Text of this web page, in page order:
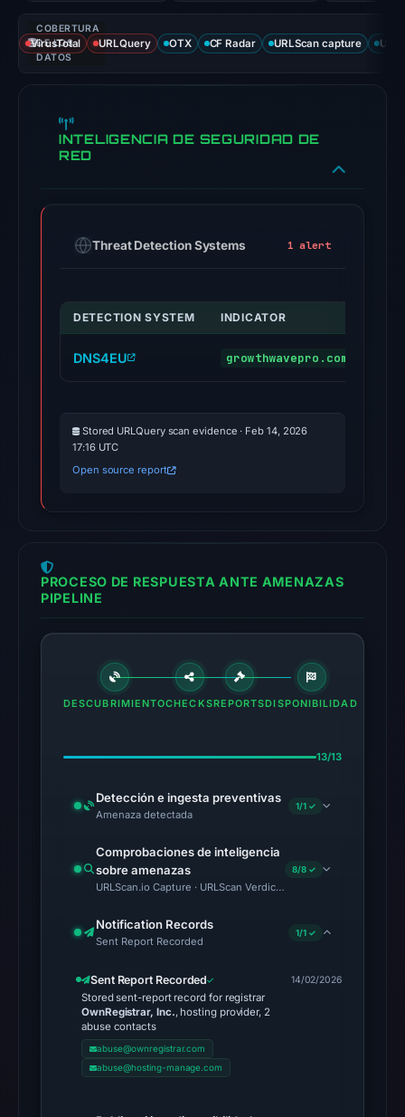
6
of
flagged
domain
Feb
01:15
conclusive
timestamped
response
observations:
No
were
recorded
the
snapshot
Aug
6,
at
02:20
UTC.
Safe
COBERTURA
DE LOS
DATOS
VirusTotal URLQuery OTX CF Radar URLScan capture
INTELIGENCIA DE SEGURIDAD DE
RED
Threat Detection Systems 1 alert
DETECTION SYSTEM INDICATOR
DNS4EU growthwavepro.com
Stored URLQuery scan evidence · Feb 14, 2026
17:16 UTC
Open source report
PROCESO DE RESPUESTA ANTE AMENAZAS
PIPELINE
DESCUBRIMIENTOCHECKSREPORTSDISPONIBILIDAD
13/13
Detección e ingesta preventivas
Amenaza detectada
1/1 ✓
Comprobaciones de inteligencia
sobre amenazas
URLScan.io Capture · URLScan Verdict · Cloudflare Radar
8/8 ✓
Notification Records
Sent Report Recorded
1/1 ✓
Sent Report Recorded
Stored sent-report record for registrar
OwnRegistrar, Inc., hosting provider, 2
abuse contacts
abuse@ownregistrar.com
abuse@hosting-manage.com
14/02/2026